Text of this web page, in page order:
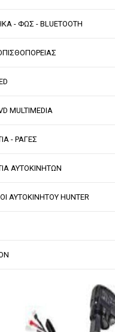
- ΦΩΣ - BLUETOOTH
MULTIMEDIA
- ΡΑΓΕΣ
ΑΥΤΟΚΙΝΗΤΩΝ
ΑΥΤΟΚΙΝΗΤΟΥ HUNTER